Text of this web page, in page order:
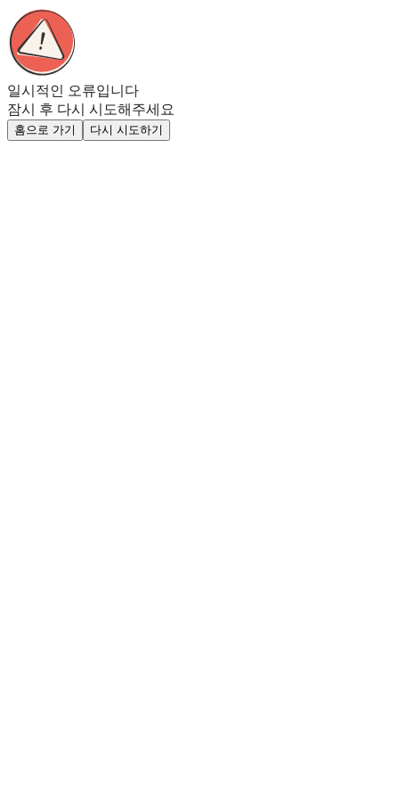
일시적인 오류입니다
잠시 후 다시 시도해주세요
홈으로 가기 다시 시도하기